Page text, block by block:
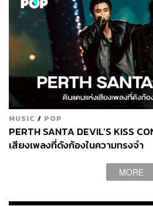
MUSIC / POP
PERTH SANTA DEVIL’S KISS
เสียงเพลงที่ดังก้องในความทรงจำ
MORE